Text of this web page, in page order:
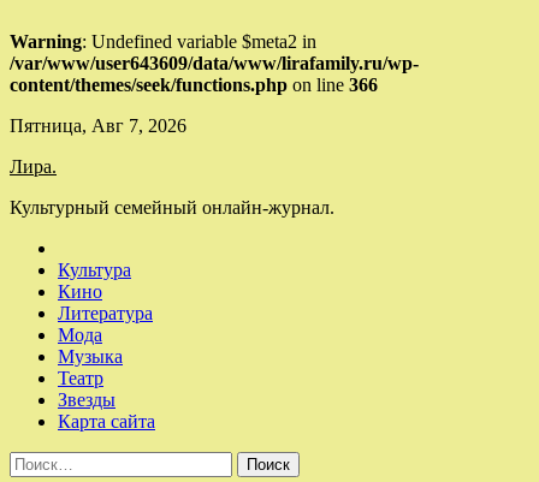
Warning: Undefined variable $meta2 in
/var/www/user643609/data/www/lirafamily.ru/wp-
content/themes/seek/functions.php on line 366
Skip
content
Пятница, Авг 7, 2026
Лира.
Культурный семейный онлайн-журнал.
Культура
Кино
Литература
Мода
Музыка
Театр
Звезды
Карта сайта
Найти: